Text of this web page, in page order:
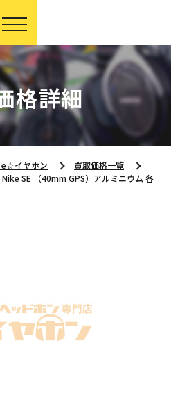
格詳細
e☆イヤホン
買取価格一覧
SE （40mm GPS）アルミニウム 各